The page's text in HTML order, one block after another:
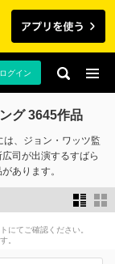
グイン
グ 3645作品
、ジョン・ワッツ監
司が出演するすばら
あります。
にてご確認ください。
。